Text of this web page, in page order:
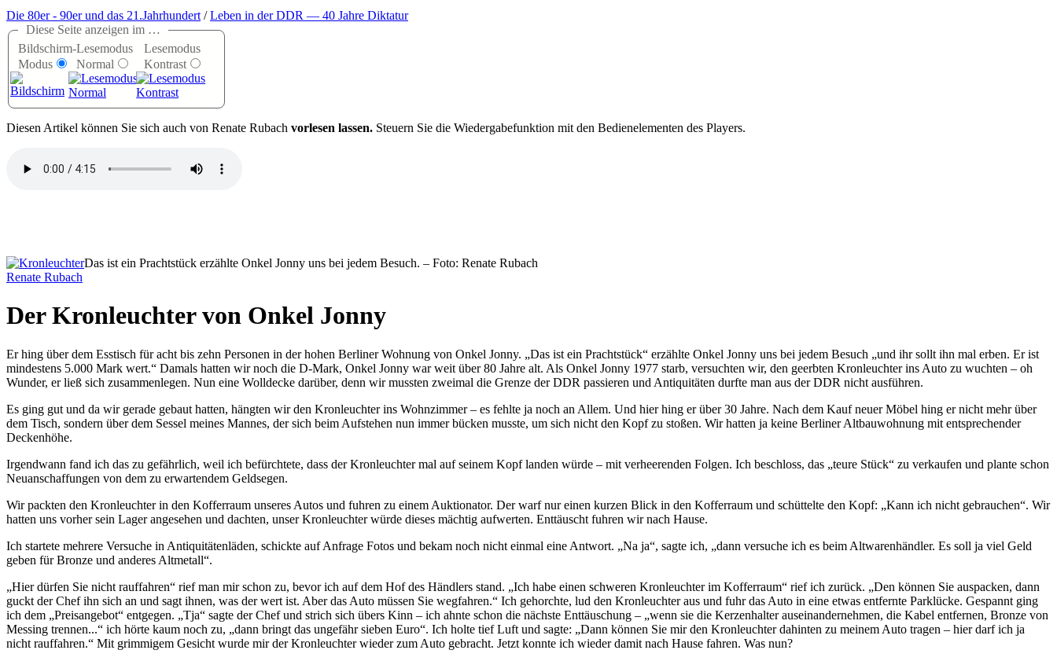
Die 80er - 90er und das 21.Jahrhundert/Leben in der DDR — 40 Jahre Diktatur
Diese Seite anzeigen im …
Bildschirm-
Modus
Lesemodus
Normal
Lesemodus
Kontrast
Diesen Artikel können Sie sich auch von Renate Rubach vorlesen lassen. Steuern Sie die Wiedergabefunktion mit den Bedienelementen des Players.
Das ist ein Prachtstück erzählte Onkel Jonny uns bei jedem Besuch. – Foto: Renate Rubach
Renate Rubach
Der Kronleuchter von Onkel Jonny
Er hing über dem Esstisch für acht bis zehn Personen in der hohen Berliner Wohnung von Onkel Jonny. Das ist ein Prachtstück erzählte Onkel Jonny uns bei jedem Besuch
und ihr sollt ihn mal erben. Er ist
mindestens 5.000 Mark wert.
Damals hatten wir noch die D-Mark, Onkel Jonny war weit über 80 Jahre alt. Als Onkel Jonny 1977 starb, versuchten wir, den geerbten Kronleuchter ins Auto zu wuchten – oh
Wunder, er ließ sich zusammenlegen. Nun eine Wolldecke darüber, denn wir mussten zweimal die Grenze der DDR passieren und Antiquitäten durfte man aus der DDR nicht ausführen.
Es ging gut und da wir gerade gebaut hatten, hängten wir den Kronleuchter ins Wohnzimmer – es fehlte ja noch an Allem. Und hier hing er über 30 Jahre. Nach dem Kauf neuer Möbel hing er nicht mehr über
dem Tisch, sondern über dem Sessel meines Mannes, der sich beim Aufstehen nun immer bücken musste, um sich nicht den Kopf zu stoßen. Wir hatten ja keine Berliner Altbauwohnung mit entsprechender
Deckenhöhe.
Irgendwann fand ich das zu gefährlich, weil ich befürchtete, dass der Kronleuchter mal auf seinem Kopf landen würde – mit verheerenden Folgen. Ich beschloss, das
teure Stück
zu verkaufen und plante schon
Neuanschaffungen von dem zu erwartendem Geldsegen.
Wir packten den Kronleuchter in den Kofferraum unseres Autos und fuhren zu einem Auktionator. Der warf nur einen kurzen Blick in den Kofferraum und schüttelte den Kopf:
Kann ich nicht gebrauchen . Wir
hatten uns vorher sein Lager angesehen und dachten, unser Kronleuchter würde dieses mächtig aufwerten. Enttäuscht fuhren wir nach Hause.
Ich startete mehrere Versuche in Antiquitätenläden, schickte auf Anfrage Fotos und bekam noch nicht einmal eine Antwort.
Na ja , sagte ich,
dann versuche ich es beim Altwarenhändler. Es soll ja viel Geld
geben für Bronze und anderes Altmetall .
Hier dürfen Sie nicht rauffahren
rief man mir schon zu, bevor ich auf dem Hof des Händlers stand. Ich habe einen schweren Kronleuchter im Kofferraum rief ich zurück.
Den können Sie auspacken, dann
guckt der Chef ihn sich an und sagt ihnen, was der wert ist. Aber das Auto müssen Sie wegfahren.
Ich gehorchte, lud den Kronleuchter aus und fuhr das Auto in eine etwas entfernte Parklücke. Gespannt ging
ich dem
Preisangebot entgegen. Tja sagte der Chef und strich sich übers Kinn – ich ahnte schon die nächste Enttäuschung –
wenn sie die Kerzenhalter auseinandernehmen, die Kabel entfernen, Bronze von
Messing trennen...
ich hörte kaum noch zu, dann bringt das ungefähr sieben Euro . Ich holte tief Luft und sagte:
Dann können Sie mir den Kronleuchter dahinten zu meinem Auto tragen – hier darf ich ja
nicht rauffahren.
Mit grimmigem Gesicht wurde mir der Kronleuchter wieder zum Auto gebracht. Jetzt konnte ich wieder damit nach Hause fahren. Was nun?